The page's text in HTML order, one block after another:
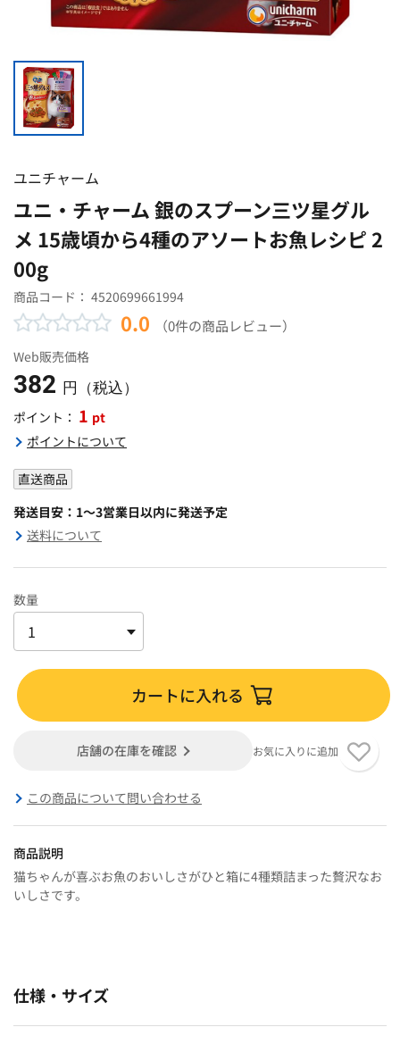
ユニチャーム
ユニ・チャーム 銀のスプーン三ツ星グル
メ 15歳頃から4種のアソートお魚レシピ 2
00g
商品コード： 4520699661994
0.0 （0件の商品レビュー）
Web販売価格
382 円（税込）
ポイント： 1 pt
ポイントについて
直送商品
発送目安：1～3営業日以内に発送予定
送料について
数量
カートに入れる
店舗の在庫を確認 お気に入りに追加
この商品について問い合わせる
商品説明
猫ちゃんが喜ぶお魚のおいしさがひと箱に4種類詰まった贅沢なお
いしさです。
仕様・サイズ